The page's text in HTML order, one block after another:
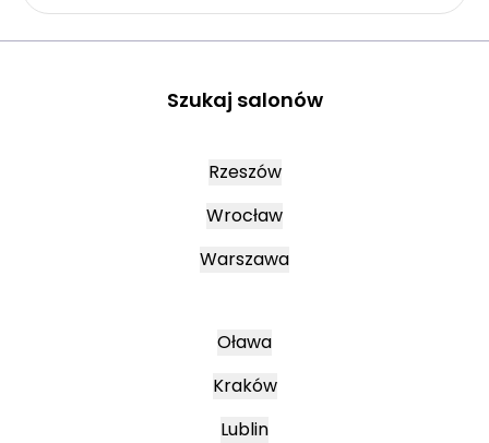
Szukaj salonów
Rzeszów
Wrocław
Warszawa
Oława
Kraków
Lublin